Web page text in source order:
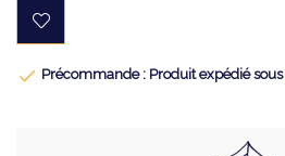
 Précommande : Produit expédié sous